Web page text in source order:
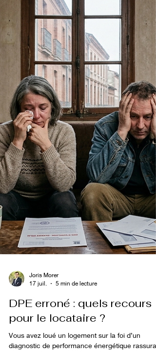
en son absence ou si vous avez régulièrement
donné congé depuis plus de six mois. Et même
Joris Morer
5 min de lecture
DPE erroné : quels recours
pour le locataire ?